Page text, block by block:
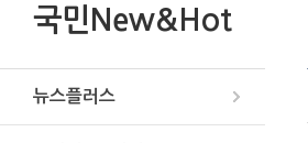
연혁
국민New&Hot
뉴스플러스